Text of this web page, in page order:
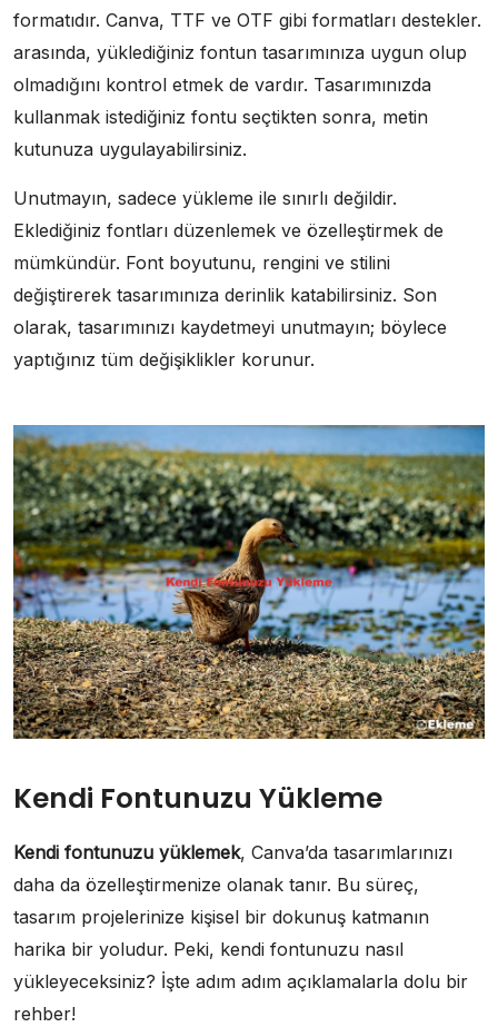
formatıdır. Canva, TTF ve OTF gibi formatları destekler.
arasında, yüklediğiniz fontun tasarımınıza uygun olup
olmadığını kontrol etmek de vardır. Tasarımınızda
kullanmak istediğiniz fontu seçtikten sonra, metin
kutunuza uygulayabilirsiniz.
Unutmayın, sadece yükleme ile sınırlı değildir.
Eklediğiniz fontları düzenlemek ve özelleştirmek de
mümkündür. Font boyutunu, rengini ve stilini
değiştirerek tasarımınıza derinlik katabilirsiniz. Son
olarak, tasarımınızı kaydetmeyi unutmayın; böylece
yaptığınız tüm değişiklikler korunur.
Kendi Fontunuzu Yükleme
Kendi fontunuzu yüklemek, Canva’da tasarımlarınızı
daha da özelleştirmenize olanak tanır. Bu süreç,
tasarım projelerinize kişisel bir dokunuş katmanın
harika bir yoludur. Peki, kendi fontunuzu nasıl
yükleyeceksiniz? İşte adım adım açıklamalarla dolu bir
rehber!